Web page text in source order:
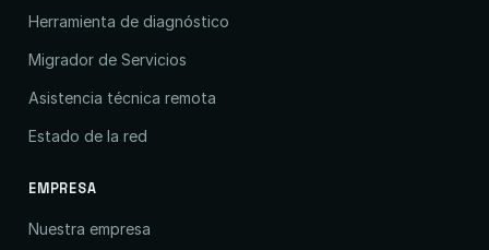
Herramienta de diagnóstico
Migrador de Servicios
Asistencia técnica remota
Estado de la red
EMPRESA
Nuestra empresa